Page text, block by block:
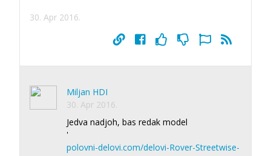
30. Apr 2016.
Miljan HDI
30. Apr 2016.
Jedva nadjoh, bas redak model
'
polovni-delovi.com/delovi-Rover-Streetwise-